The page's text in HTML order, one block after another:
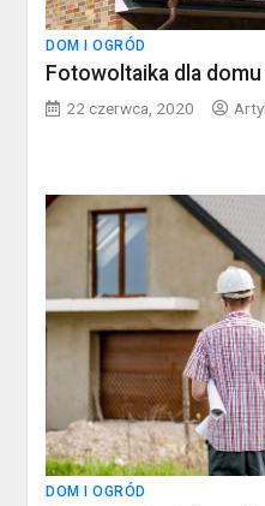
DOM I OGRÓD
Fotowoltaika dla domu
22 czerwca, 2020
DOM I OGRÓD